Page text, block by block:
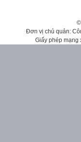
Đơn vị chủ quản:
Giấy phép mạng